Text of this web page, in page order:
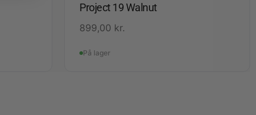
Project 19 Walnut
899,00 kr.
På lager